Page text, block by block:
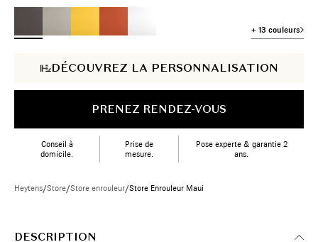
+ 13 couleurs
DÉCOUVREZ LA PERSONNALISATION
PRENEZ RENDEZ-VOUS
Conseil à
domicile.
Prise de
mesure.
Pose experte & garantie 2
ans.
Heytens/Store/Store enrouleur/Store Enrouleur Maui
DESCRIPTION